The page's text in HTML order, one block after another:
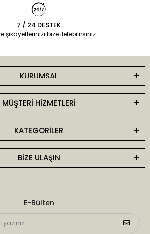
7 / 24 DESTEK
şikayetlerinizi bize iletebilirsiniz.
KURUMSAL
MÜŞTERİ HİZMETLERİ
KATEGORİLER
BİZE ULAŞIN
E-Bülten